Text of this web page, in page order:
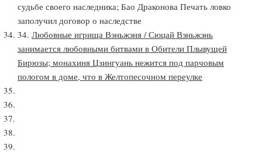
судьбе своего наследника; Бао Драконова Печать ловко
заполучил договор о наследстве
34. Любовные игрища Вэньжэня / Сюцай Вэньжэнь
занимается любовными битвами в Обители Плывущей
Бирюзы; монахиня Цзингуань нежится под парчовым
пологом в доме, что в Желтопесочном переулке